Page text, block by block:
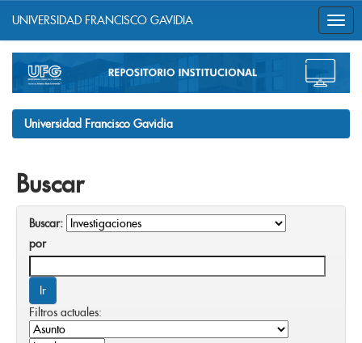
navigation
UNIVERSIDAD FRANCISCO GAVIDIA
Universidad Francisco Gavidia
Buscar
Buscar:
por
Filtros actuales: